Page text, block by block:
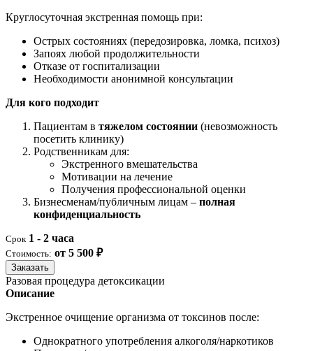
Круглосуточная экстренная помощь при:
Острых состояниях (передозировка, ломка, психоз)
Запоях любой продолжительности
Отказе от госпитализации
Необходимости анонимной консультации
Для кого подходит
Пациентам в тяжелом состоянии (невозможность
посетить клинику)
Родственникам для:
Экстренного вмешательства
Мотивации на лечение
Получения профессиональной оценки
Бизнесменам/публичным лицам – полная
конфиденциальность
Срок 1 - 2 часа
Стоимость: от 5 500 ₽
Заказать
Разовая процедура детоксикации
Описание
Экстренное очищение организма от токсинов после:
Однократного употребления алкоголя/наркотиков